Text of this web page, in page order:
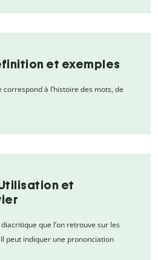
et exemples
correspond à l’histoire des mots, de
et
que l’on retrouve sur les
Il peut indiquer une prononciation